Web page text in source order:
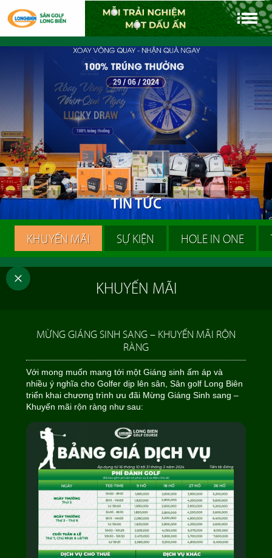
TINTỨC
KHUYẾN MÃI SỰ KIỆN HOLE IN ONE
KHUYẾN MÃI
MỪNG GIÁNG SINH SANG – KHUYẾN MÃI RỘN
RÀNG
Với mong muốn mang tới một Giáng sinh ấm áp và
nhiều ý nghĩa cho Golfer dịp lên sân, Sân golf Long Biên
triển khai chương trình ưu đãi Mừng Giáng Sinh sang –
Khuyến mãi rộn ràng như sau: